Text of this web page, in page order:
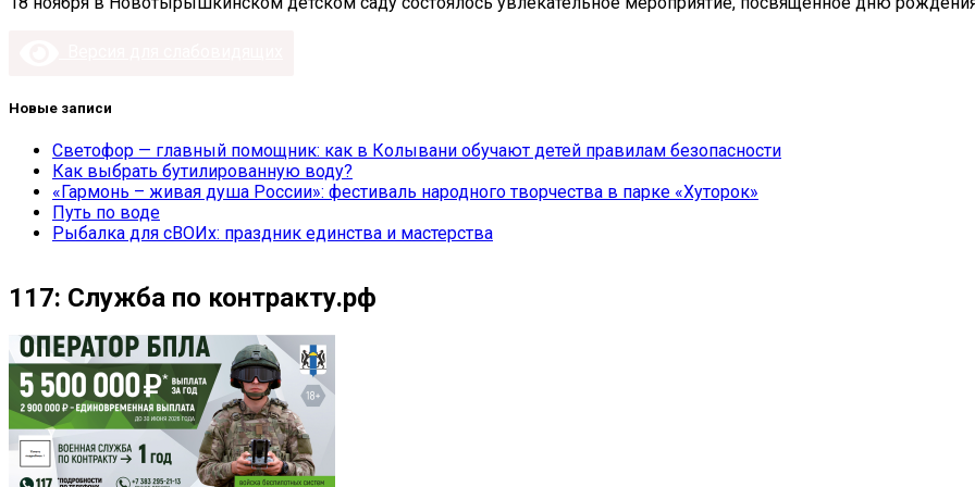
Новые записи
Светофор — главный помощник: как в Колывани обучают детей правилам безопасности
Как выбрать бутилированную воду?
«Гармонь – живая душа России»: фестиваль народного творчества в парке «Хуторок»
Путь по воде
Рыбалка для сВОИх: праздник единства и мастерства
117: Служба по контракту.рф